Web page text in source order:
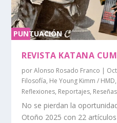
PUNTUACIÓN
REVISTA KATANA
porAlonso Rosado Franco |
Filosofía, He Young Kimm / HMD,
Reflexiones, Reportajes, Reseñas
No se pierdan la
Otoño 2025 con 22